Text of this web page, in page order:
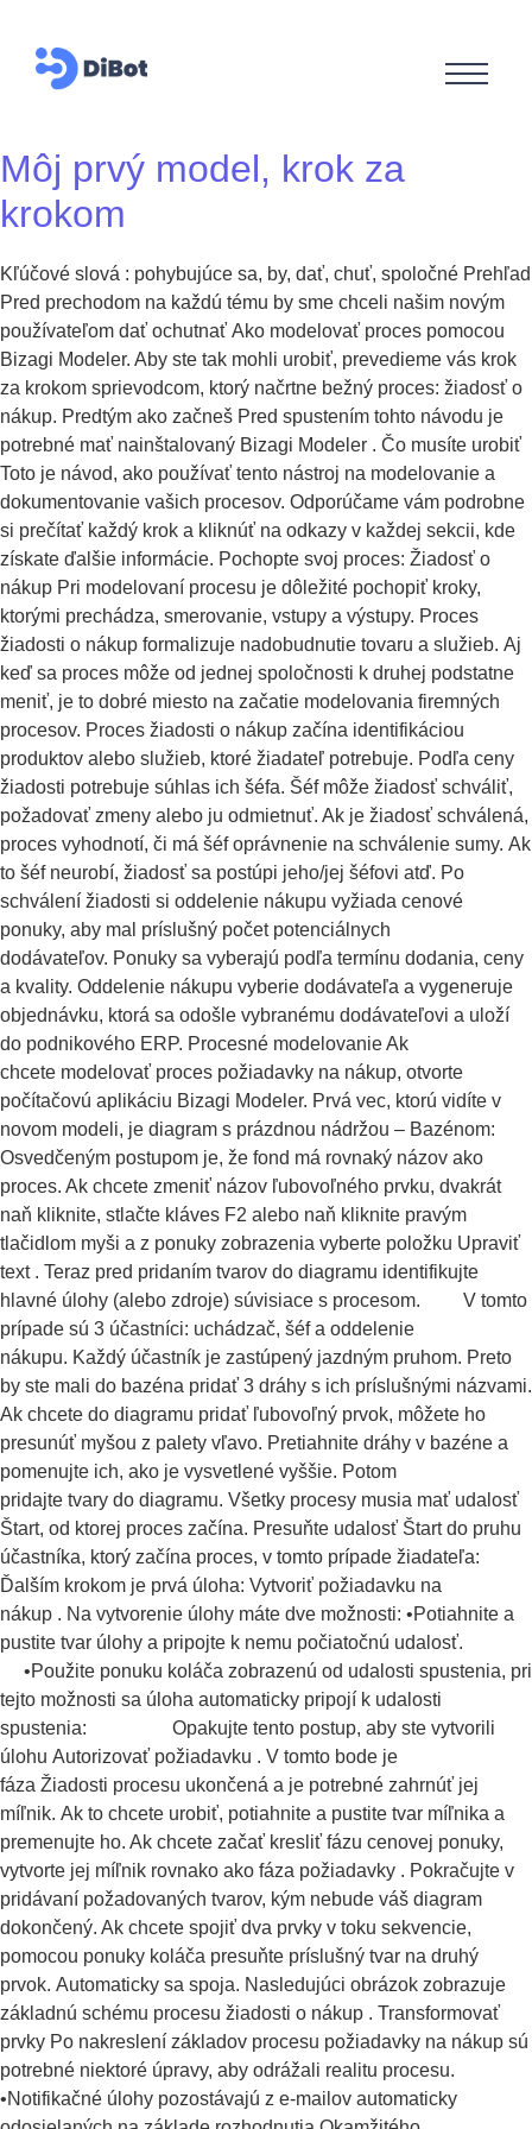
Môj prvý model, krok za
krokom
Kľúčové slová : pohybujúce sa, by, dať, chuť, spoločné Prehľad
Pred prechodom na každú tému by sme chceli našim novým
používateľom dať ochutnať Ako modelovať proces pomocou
Bizagi Modeler. Aby ste tak mohli urobiť, prevedieme vás krok
za krokom sprievodcom, ktorý načrtne bežný proces: žiadosť o
nákup. Predtým ako začneš Pred spustením tohto návodu je
potrebné mať nainštalovaný Bizagi Modeler . Čo musíte urobiť
Toto je návod, ako používať tento nástroj na modelovanie a
dokumentovanie vašich procesov. Odporúčame vám podrobne
si prečítať každý krok a kliknúť na odkazy v každej sekcii, kde
získate ďalšie informácie. Pochopte svoj proces: Žiadosť o
nákup Pri modelovaní procesu je dôležité pochopiť kroky,
ktorými prechádza, smerovanie, vstupy a výstupy. Proces
žiadosti o nákup formalizuje nadobudnutie tovaru a služieb. Aj
keď sa proces môže od jednej spoločnosti k druhej podstatne
meniť, je to dobré miesto na začatie modelovania firemných
procesov. Proces žiadosti o nákup začína identifikáciou
produktov alebo služieb, ktoré žiadateľ potrebuje. Podľa ceny
žiadosti potrebuje súhlas ich šéfa. Šéf môže žiadosť schváliť,
požadovať zmeny alebo ju odmietnuť. Ak je žiadosť schválená,
proces vyhodnotí, či má šéf oprávnenie na schválenie sumy. Ak
to šéf neurobí, žiadosť sa postúpi jeho/jej šéfovi atď. Po
schválení žiadosti si oddelenie nákupu vyžiada cenové
ponuky, aby mal príslušný počet potenciálnych
dodávateľov. Ponuky sa vyberajú podľa termínu dodania, ceny
a kvality. Oddelenie nákupu vyberie dodávateľa a vygeneruje
objednávku, ktorá sa odošle vybranému dodávateľovi a uloží
do podnikového ERP. Procesné modelovanie Ak
chcete modelovať proces požiadavky na nákup, otvorte
počítačovú aplikáciu Bizagi Modeler. Prvá vec, ktorú vidíte v
novom modeli, je diagram s prázdnou nádržou – Bazénom:
Osvedčeným postupom je, že fond má rovnaký názov ako
proces. Ak chcete zmeniť názov ľubovoľného prvku, dvakrát
naň kliknite, stlačte kláves F2 alebo naň kliknite pravým
tlačidlom myši a z ponuky zobrazenia vyberte položku Upraviť
text . Teraz pred pridaním tvarov do diagramu identifikujte
hlavné úlohy (alebo zdroje) súvisiace s procesom. V tomto
prípade sú 3 účastníci: uchádzač, šéf a oddelenie
nákupu. Každý účastník je zastúpený jazdným pruhom. Preto
by ste mali do bazéna pridať 3 dráhy s ich príslušnými názvami.
Ak chcete do diagramu pridať ľubovoľný prvok, môžete ho
presunúť myšou z palety vľavo. Pretiahnite dráhy v bazéne a
pomenujte ich, ako je vysvetlené vyššie. Potom
pridajte tvary do diagramu. Všetky procesy musia mať udalosť
Štart, od ktorej proces začína. Presuňte udalosť Štart do pruhu
účastníka, ktorý začína proces, v tomto prípade žiadateľa:
Ďalším krokom je prvá úloha: Vytvoriť požiadavku na
nákup . Na vytvorenie úlohy máte dve možnosti: •Potiahnite a
pustite tvar úlohy a pripojte k nemu počiatočnú udalosť.
•Použite ponuku koláča zobrazenú od udalosti spustenia, pri
tejto možnosti sa úloha automaticky pripojí k udalosti
spustenia: Opakujte tento postup, aby ste vytvorili
úlohu Autorizovať požiadavku . V tomto bode je
fáza Žiadosti procesu ukončená a je potrebné zahrnúť jej
míľnik. Ak to chcete urobiť, potiahnite a pustite tvar míľnika a
premenujte ho. Ak chcete začať kresliť fázu cenovej ponuky,
vytvorte jej míľnik rovnako ako fáza požiadavky . Pokračujte v
pridávaní požadovaných tvarov, kým nebude váš diagram
dokončený. Ak chcete spojiť dva prvky v toku sekvencie,
pomocou ponuky koláča presuňte príslušný tvar na druhý
prvok. Automaticky sa spoja. Nasledujúci obrázok zobrazuje
základnú schému procesu žiadosti o nákup . Transformovať
prvky Po nakreslení základov procesu požiadavky na nákup sú
potrebné niektoré úpravy, aby odrážali realitu procesu.
•Notifikačné úlohy pozostávajú z e-mailov automaticky